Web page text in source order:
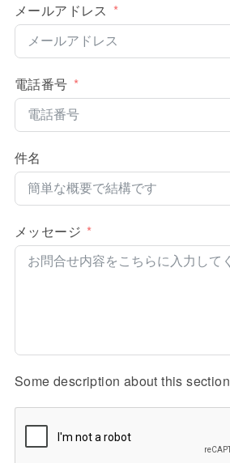
メールアドレス
電話番号
件名
メッセージ
Some description about this section